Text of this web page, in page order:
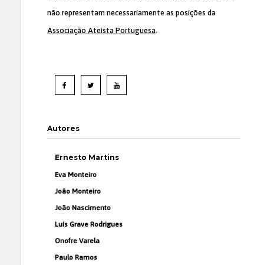
não representam necessariamente as posições da
Associação Ateísta Portuguesa.
Autores
Ernesto Martins
Eva Monteiro
João Monteiro
João Nascimento
Luís Grave Rodrigues
Onofre Varela
Paulo Ramos